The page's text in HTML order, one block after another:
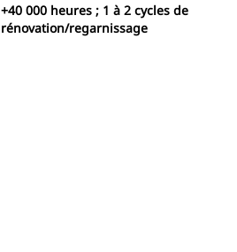
+40 000 heures ; 1 à 2 cycles de
rénovation/regarnissage